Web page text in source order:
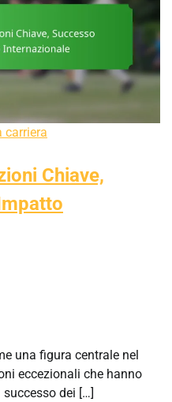
carriera
Chiave,
una figura centrale nel
eccezionali che hanno
dei […]